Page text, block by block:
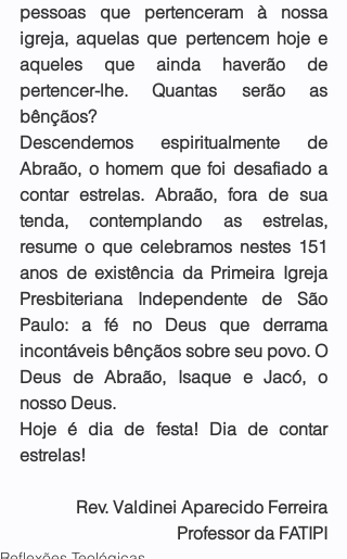
pessoas que pertenceram à nossa
igreja, aquelas que pertencem hoje e
aqueles que ainda haverão de
pertencer-lhe. Quantas serão as
bênçãos?
Descendemos espiritualmente de
Abraão, o homem que foi desafiado a
contar estrelas. Abraão, fora de sua
tenda, contemplando as estrelas,
resume o que celebramos nestes 151
anos de existência da Primeira Igreja
Presbiteriana Independente de São
Paulo: a fé no Deus que derrama
incontáveis bênçãos sobre seu povo. O
Deus de Abraão, Isaque e Jacó, o
nosso Deus.
Hoje é dia de festa! Dia de contar
estrelas!
Rev. Valdinei Aparecido Ferreira
Professor da FATIPI